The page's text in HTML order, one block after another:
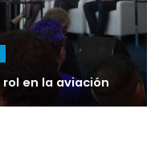
en la aviación